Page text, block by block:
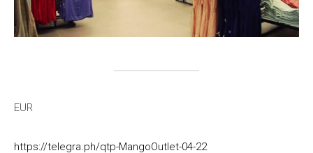
EUR
https://telegra.ph/qtp-MangoOutlet-04-22